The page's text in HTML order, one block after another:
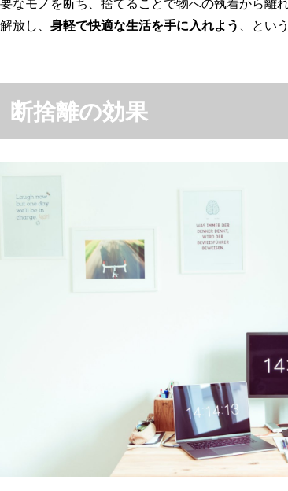
なモノを断ち、捨てることで物への執着から離
放し、 身軽で快適な生活を手に入れよう 、とい
断捨離の効果